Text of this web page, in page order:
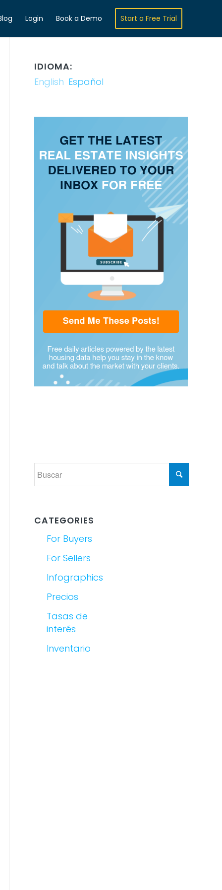
Login Book a Demo Start a Free Trial
IDIOMA:
English Español
CATEGORIES
For Buyers
For Sellers
Infographics
Precios
Tasas de
interés
Inventario